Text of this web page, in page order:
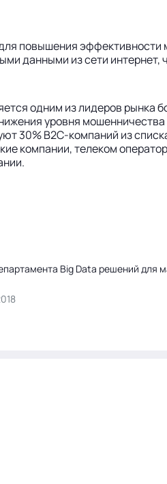
повышения
данными из сети
одним из лидеров рынка
уровня мошенничества
30% B2C-компаний из
компании, телеком
Big Data решений для